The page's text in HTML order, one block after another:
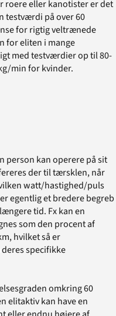
roere eller kanotister er det
testværdi på over 60
for rigtig veltrænede
for eliten i mange
med testværdier op til 80-
min for kvinder.
person kan operere på sit
der til tærsklen, når
watt/hastighed/puls
egentlig et bredere begreb
tid. Fx kan en
som den procent af
hvilket så er
specifikke
omkring 60
elitaktiv kan have en